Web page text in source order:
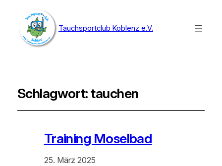
Tauchsportclub Koblenz e.V.
Schlagwort:tauchen
Training Moselbad
25. März 2025